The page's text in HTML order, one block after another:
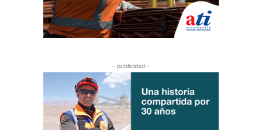
- publicidad -